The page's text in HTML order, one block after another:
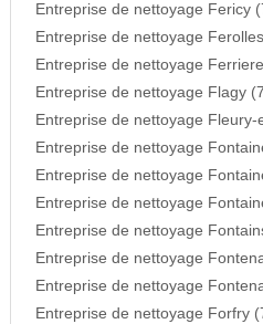
Entreprise de nettoyage Fericy
Entreprise de nettoyage
Entreprise de nettoyage
Entreprise de nettoyage Flagy
Entreprise de nettoyage
Entreprise de nettoyage
Entreprise de nettoyage
Entreprise de nettoyage
Entreprise de nettoyage
Entreprise de nettoyage
Entreprise de nettoyage
Entreprise de nettoyage Forfry